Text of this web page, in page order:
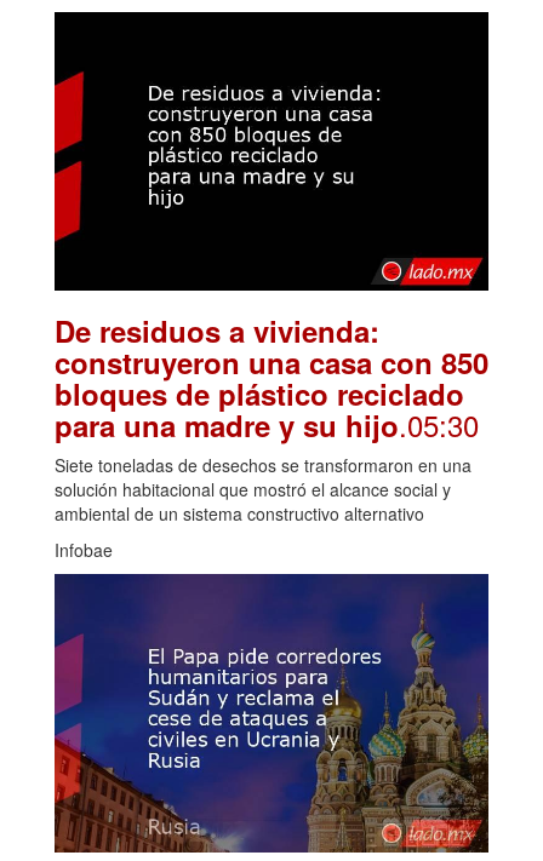
De residuos a vivienda:
construyeron una casa con 850
bloques de plástico reciclado
para una madre y su hijo.05:30
Siete toneladas de desechos se transformaron en una
solución habitacional que mostró el alcance social y
ambiental de un sistema constructivo alternativo
Infobae